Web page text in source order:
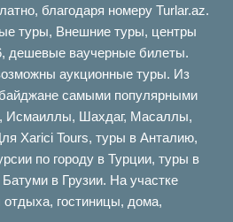
благодаря номеру Turlar.az.
туры, Внешние туры, центры
дешевые ваучерные билеты.
аукционные туры. Из
самыми популярными
Исмаиллы, Шахдаг, Масаллы,
Xarici Tours, туры в Анталию,
по городу в Турции, туры в
в Грузии. На участке
гостиницы, дома,